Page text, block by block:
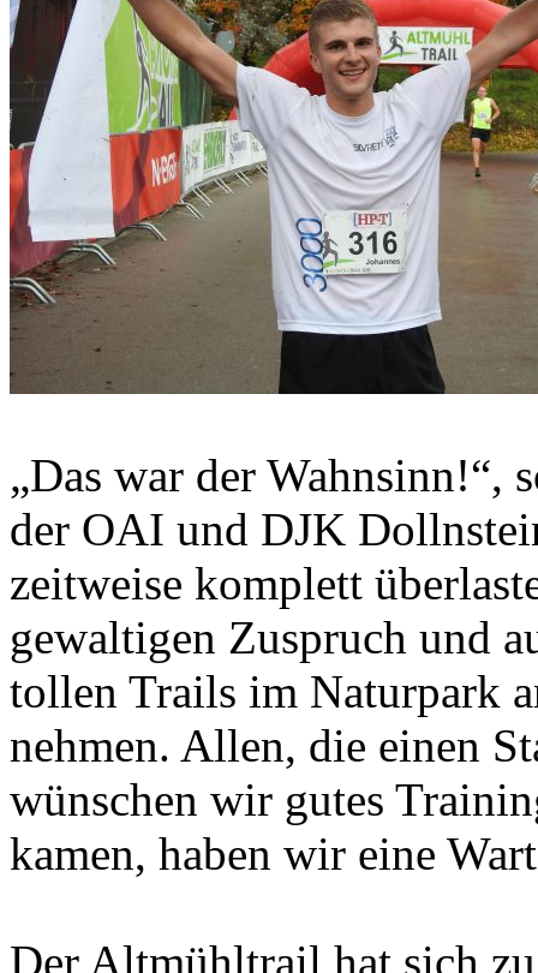
„Das war der Wahnsinn!“,
der OAI und DJK
zeitweise komplett
gewaltigen Zuspruch und
tollen Trails im Naturpark
nehmen. Allen, die einen
wünschen wir gutes
kamen, haben wir eine
Der Altmühltrail hat sich